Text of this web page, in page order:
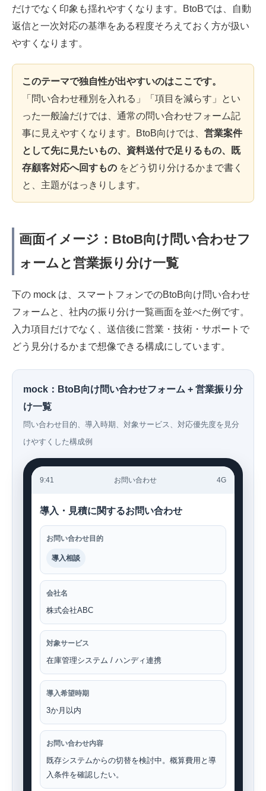
だけでなく印象も揺れやすくなります。BtoBでは、自動
返信と一次対応の基準をある程度そろえておく方が扱い
やすくなります。
このテーマで独自性が出やすいのはここです。
「問い合わせ種別を入れる」「項目を減らす」とい
った一般論だけでは、通常の問い合わせフォーム記
事に見えやすくなります。BtoB向けでは、 営業案件
として先に見たいもの、資料送付で足りるもの、既
存顧客対応へ回すもの をどう切り分けるかまで書く
と、主題がはっきりします。
画面イメージ：BtoB向け問い合わせフ
ォームと営業振り分け一覧
下の mock は、スマートフォンでのBtoB向け問い合わせ
フォームと、社内の振り分け一覧画面を並べた例です。
入力項目だけでなく、送信後に営業・技術・サポートで
どう見分けるかまで想像できる構成にしています。
mock：BtoB向け問い合わせフォーム + 営業振り分
け一覧
問い合わせ目的、導入時期、対象サービス、対応優先度を見分
けやすくした構成例
9:41 お問い合わせ 4G
導入・見積に関するお問い合わせ
お問い合わせ目的
導入相談
会社名
株式会社ABC
対象サービス
在庫管理システム / ハンディ連携
導入希望時期
3か月以内
お問い合わせ内容
既存システムからの切替を検討中。概算費用と導
入条件を確認したい。